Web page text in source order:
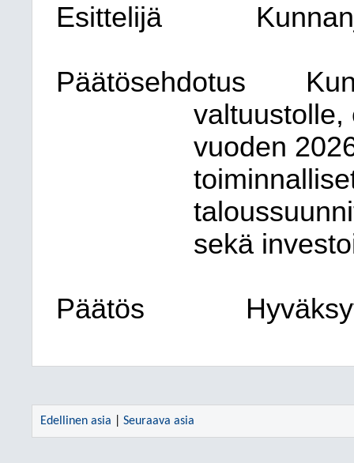
Esittelijä
Päätösehdotus
valtuustolle,
vuoden
sekä
Päätös
Edellinen asia Seuraava asia